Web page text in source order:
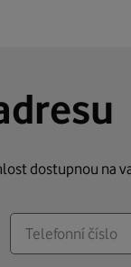
dostupnou na